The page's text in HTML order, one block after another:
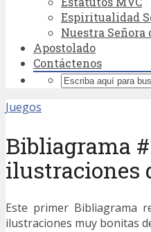
Espiritualidad
Nuestra
Apostolado
Contáctenos
Juegos
Bibliagrama
ilustraciones
Este primer Bibliagrama
ilustraciones muy bonitas